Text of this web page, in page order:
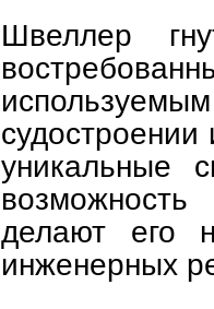
Швеллер
уникальные
делают его
инженерных